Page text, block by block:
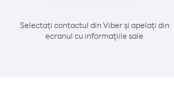
Selectați contactul din Viber și apelați din
ecranul cu informațiile sale